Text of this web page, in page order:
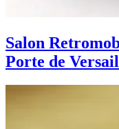
Salon
Porte de